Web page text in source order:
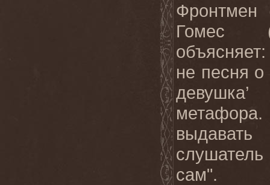
Фронтмен
Гомес
не песня о
сам".